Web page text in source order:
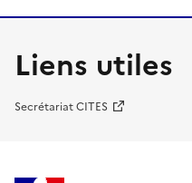
Liens utiles
Secrétariat CITES